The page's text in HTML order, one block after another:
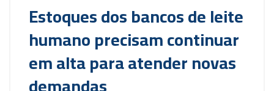
Estoques dos bancos de leite
humano precisam continuar
em alta para atender novas